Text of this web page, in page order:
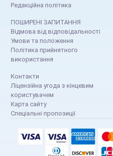
Редакційна політика
ПОШИРЕНІ ЗАПИТАННЯ
Відмова від відповідальності
Умови та положення
Політика прийнятного
використання
Контакти
Ліцензійна угода з кінцевим
користувачем
Карта сайту
Спеціальні пропозиції